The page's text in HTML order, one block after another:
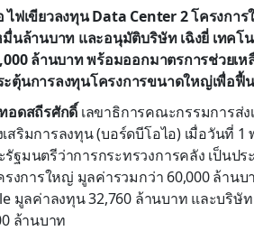
ไฟเขียวลงทุน Data Center 2 โครงกา
มื่นล้านบาท และอนุมัติบริษัท เฉิงยี่ เทค
ล้านบาท พร้อมออกมาตรการช่วยเ
ตุ้นการลงทุนโครงการขนาดใหญ่เพื่อฟื้
อดสถีรศักดิ์ เลขาธิการคณะกรรมการส่ง
เสริมการลงทุน (บอร์ดบีโอไอ) เมื่อวันที่
ฐมนตรีว่าการกระทรวงการคลัง เป็นป
รงการใหญ่ มูลค่ารวมกว่า 60,000 ล้า
มูลค่าลงทุน 32,760 ล้านบาท และบริษั
ล้านบาท